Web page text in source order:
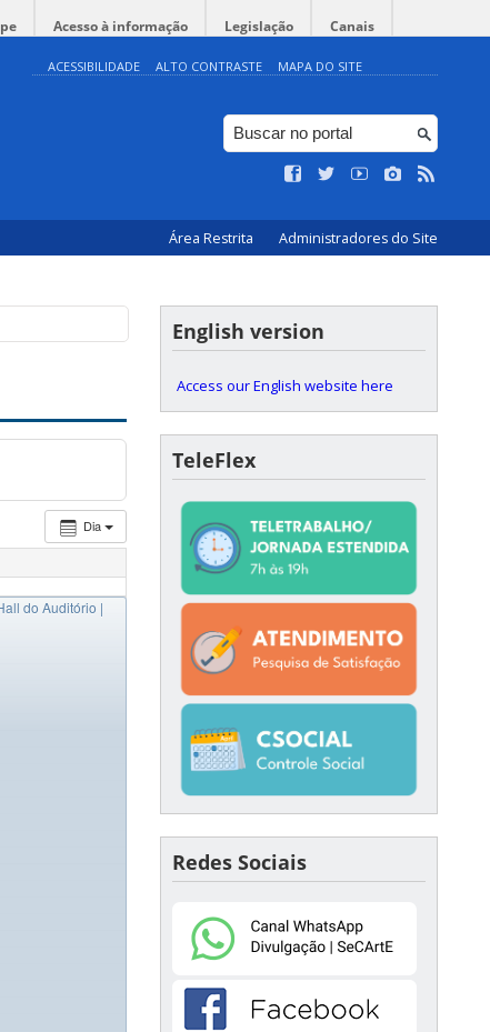
Acesso à informação Legislação Canais
ACESSIBILIDADE ALTO CONTRASTE MAPA DO SITE
Área Restrita Administradores do Site
Dia
do Auditório |
English version
Access our English website here
TeleFlex
Redes Sociais